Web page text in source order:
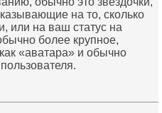
на то, сколько
или на ваш статус на
более крупное,
«аватара» и обычно